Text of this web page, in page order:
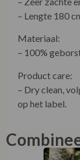
– Lengte 180
Materiaal:
– 100%
Product care:
– Dry clean,
op het label.